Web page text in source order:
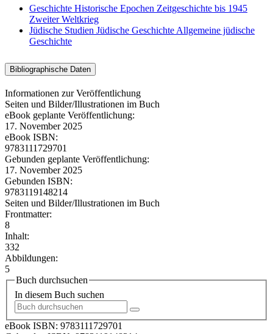
Geschichte Historische Epochen Zeitgeschichte bis 1945
Zweiter Weltkrieg
Jüdische Studien Jüdische Geschichte Allgemeine jüdische
Geschichte
Bibliographische Daten
Informationen zur Veröffentlichung
Seiten und Bilder/Illustrationen im Buch
eBook geplante Veröffentlichung:
17. November 2025
eBook ISBN:
9783111729701
Gebunden geplante Veröffentlichung:
17. November 2025
Gebunden ISBN:
9783119148214
Seiten und Bilder/Illustrationen im Buch
Frontmatter:
8
Inhalt:
332
Abbildungen:
5
Buch durchsuchen
In diesem Buch suchen
eBook ISBN: 9783111729701